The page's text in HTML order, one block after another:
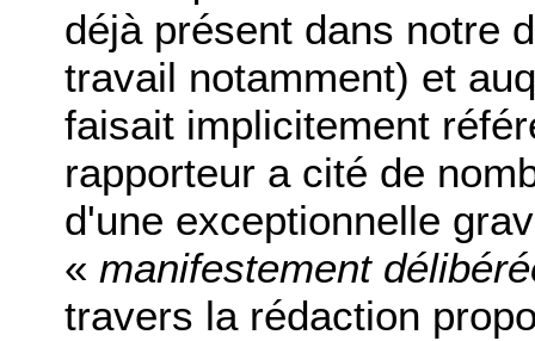
déjà présent dans notre
travail notamment) et
faisait implicitement
rapporteur a cité de
d'une exceptionnelle
« manifestement
travers la rédaction